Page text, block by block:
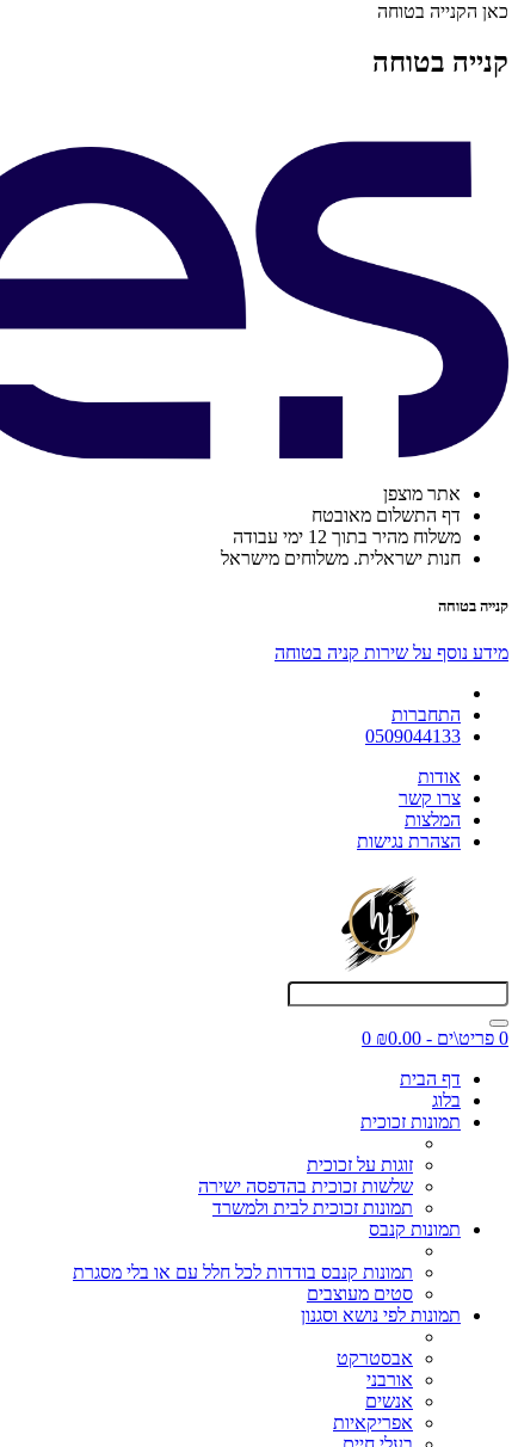
כאן הקנייה בטוחה
קנייה בטוחה
אתר מוצפן
דף התשלום מאובטח
משלוח מהיר בתוך 12 ימי עבודה
חנות ישראלית. משלוחים מישראל
קנייה בטוחה
מידע נוסף על שירות קניה בטוחה
התחברות
0509044133
אודות
צרו קשר
המלצות
הצהרת נגישות
0 פריט\ים - ₪0.00
0
דף הבית
בלוג
תמונות זכוכית
זוגות על זכוכית
שלשות זכוכית בהדפסה ישירה
תמונות זכוכית לבית ולמשרד
תמונות קנבס
תמונות קנבס בודדות לכל חלל עם או בלי מסגרת
סטים מעוצבים
תמונות לפי נושא וסגנון
אבסטרקט
אורבני
אנשים
אפריקאיות